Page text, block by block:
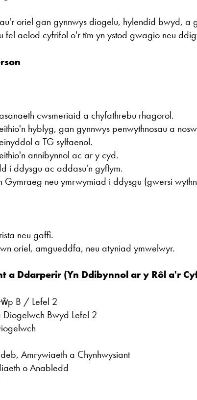
oriel gan gynnwys diogelu, hylendid bwyd, a
fel aelod cyfrifol o'r tîm yn ystod gwagio neu
cwsmeriaid a chyfathrebu rhagorol.
hyblyg, gan gynnwys penwythnosau a
a TG sylfaenol.
annibynnol ac ar y cyd.
i ddysgu ac addasu'n gyflym.
Gymraeg neu ymrwymiad i ddysgu (gwersi
neu gaffi.
oriel, amgueddfa, neu atyniad ymwelwyr.
a Ddarperir (Yn Ddibynnol ar y Rôl a'r
B / Lefel 2
Bwyd Lefel 2
Amrywiaeth a Chynhwysiant
o Anabledd